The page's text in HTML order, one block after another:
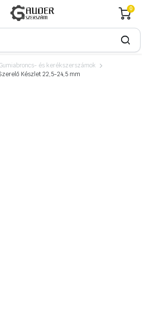
0
és kerékszerszámok
Készlet 22,5-24,5 mm